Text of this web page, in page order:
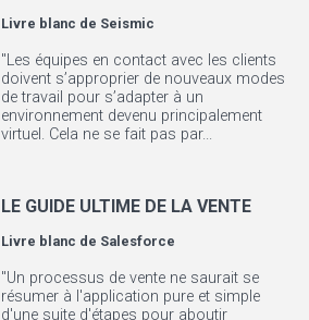
Livre blanc de Seismic
"Les équipes en contact avec les clients
doivent s’approprier de nouveaux modes
de travail pour s’adapter à un
environnement devenu principalement
virtuel. Cela ne se fait pas par...
LE GUIDE ULTIME DE LA VENTE
Livre blanc de Salesforce
"Un processus de vente ne saurait se
résumer à l'application pure et simple
d'une suite d'étapes pour aboutir